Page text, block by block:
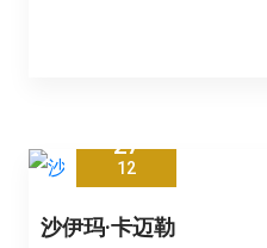
27
12
沙伊玛·卡迈勒